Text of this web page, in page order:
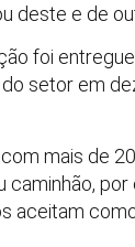
deste e de
foi
setor em
mais de
caminhão,
aceitam